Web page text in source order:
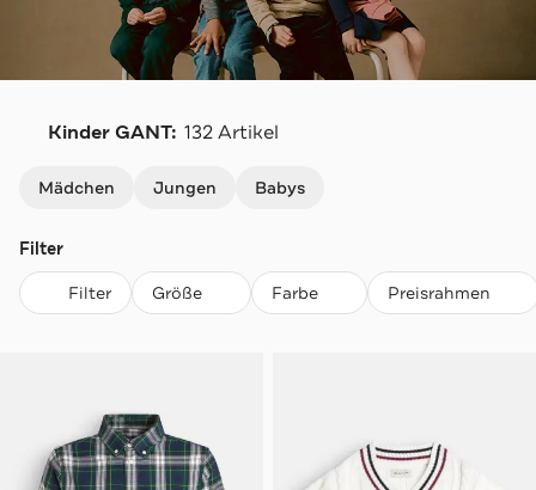
Kinder GANT: 132 Artikel
Mädchen Jungen Babys
Filter
Filter Größe Farbe Preisrahmen